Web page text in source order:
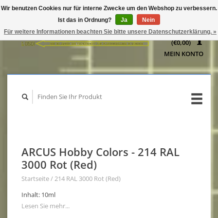
WARENKORB
(€0,00)
MEIN KONTO
ARCUS Hobby Colors - 214 RAL
3000 Rot (Red)
Startseite/214 RAL 3000 Rot (Red)
Inhalt: 10ml
Lesen Sie mehr...
Wir benutzen Cookies nur für interne Zwecke um den Webshop zu verbessern.
Ist das in Ordnung?
Ja
Nein
Für weitere Informationen beachten Sie bitte unsere Datenschutzerklärung. »